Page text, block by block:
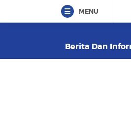
MENU
Berita Dan